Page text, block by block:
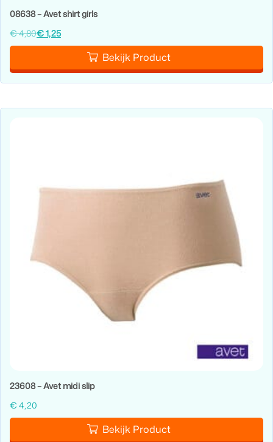
08638 – Avet shirt girls
€4,80€1,25
Bekijk Product
23608 – Avet midi slip
€ 4,20
Bekijk Product